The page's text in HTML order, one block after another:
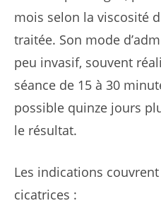
mois selon la viscosité
traitée. Son mode
peu invasif, souvent
séance de 15 à 30
possible quinze jours
le résultat.
Les indications
cicatrices :